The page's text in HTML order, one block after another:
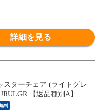
詳細を見る
スターチェア (ライトグレ
【返品種別A】
料